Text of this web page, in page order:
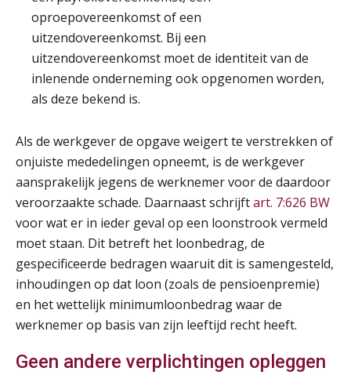
oproepovereenkomst of een
uitzendovereenkomst. Bij een
uitzendovereenkomst moet de identiteit van de
inlenende onderneming ook opgenomen worden,
als deze bekend is.
Als de werkgever de opgave weigert te verstrekken of
onjuiste mededelingen opneemt, is de werkgever
aansprakelijk jegens de werknemer voor de daardoor
veroorzaakte schade. Daarnaast schrijftart. 7:626 BW
voor wat er in ieder geval op een loonstrook vermeld
moet staan. Dit betreft het loonbedrag, de
gespecificeerde bedragen waaruit dit is samengesteld,
inhoudingen op dat loon (zoals de pensioenpremie)
en het wettelijk minimumloonbedrag waar de
werknemer op basis van zijn leeftijd recht heeft.
Geen andere verplichtingen opleggen
25
AUG
MOCuitgevers
25
AUG
Summercourse Internationaal/grensoverschrijdend werken
MOCuitgevers
AUG
Markus Verbeek Praehep
26
AUG
Summercourse Impact en invloed van AI op de salarisverwerking (basis)
MOCuitgevers
27
AUG
MOCuitgevers
AUG
Online Vakopleiding Payroll Services (VPS)
MOCuitgevers